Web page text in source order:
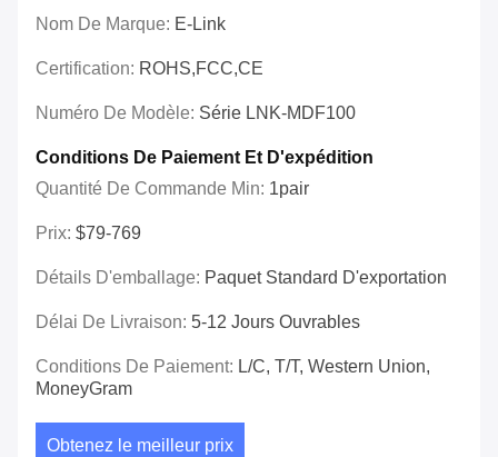
Nom De Marque: E-Link
Certification: ROHS,FCC,CE
Numéro De Modèle: Série LNK-MDF100
Conditions De Paiement Et D'expédition
Quantité De Commande Min: 1pair
Prix: $79-769
Détails D'emballage: Paquet Standard D'exportation
Délai De Livraison: 5-12 Jours Ouvrables
Conditions De Paiement: L/C, T/T, Western Union,
MoneyGram
Obtenez le meilleur prix